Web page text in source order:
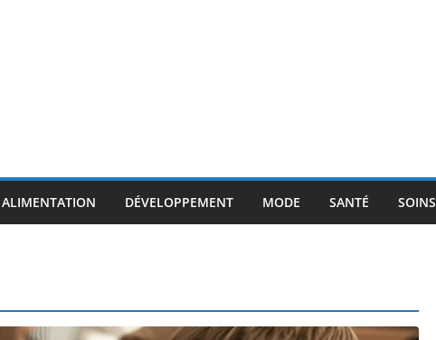
ALIMENTATION DÉVELOPPEMENT MODE SANTÉ SOINS